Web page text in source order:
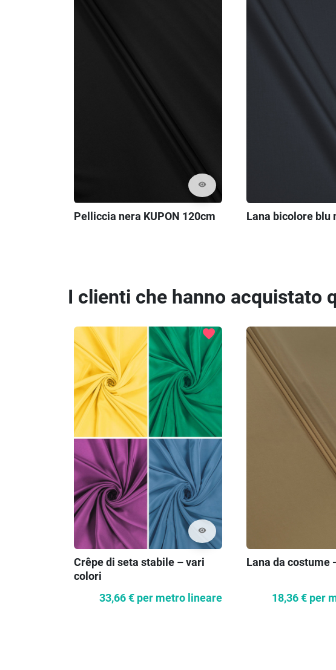
visibility
Pelliccia nera KUPON 120cm Lana bicolore blu
I clienti che hanno acquistato
visibility
favorite
Crêpe di seta stabile – vari
colori
33,66 € per metro lineare
Lana da costume
18,36 € per